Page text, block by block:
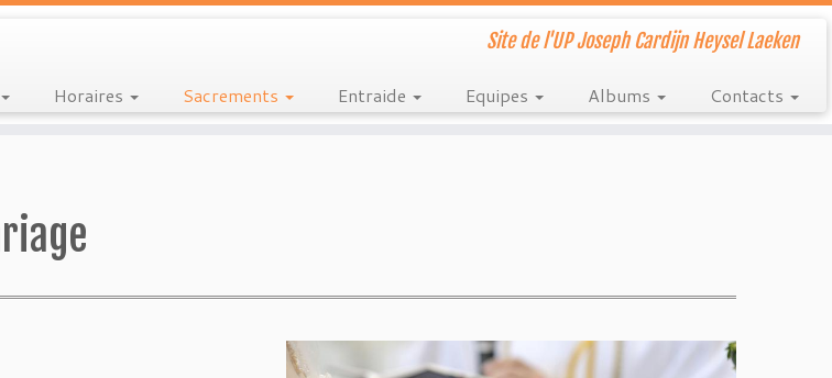
Site de l'UP Joseph Cardijn Heysel Laeken
Horaires Sacrements Entraide Equipes Albums Contacts